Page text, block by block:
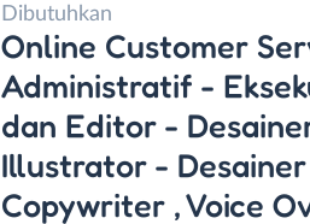
Dibutuhkan
Online Customer
Administratif -
dan Editor -
Illustrator -
Copywriter , Voice